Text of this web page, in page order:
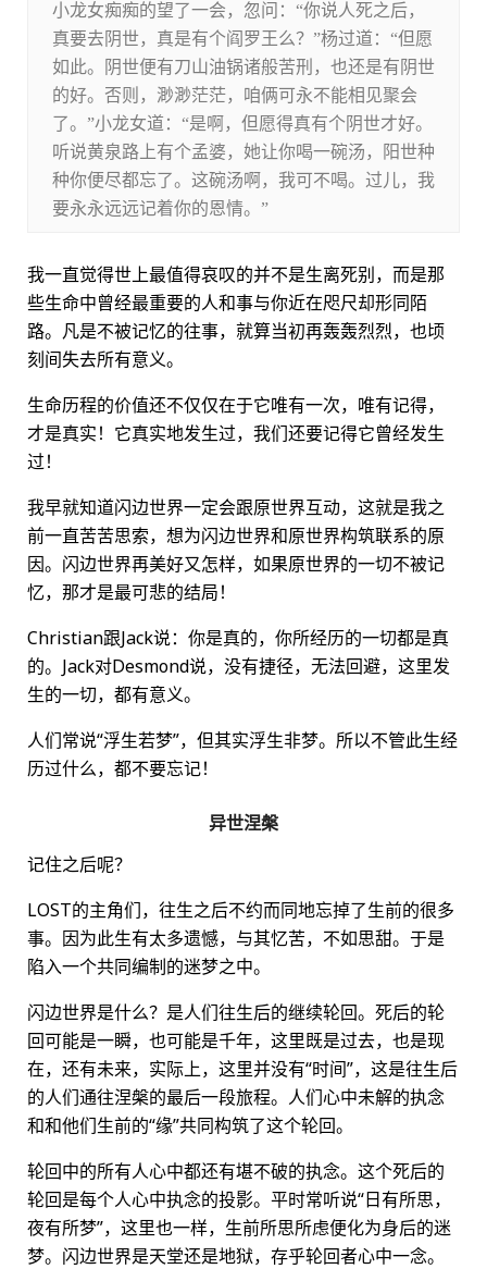
小龙女痴痴的望了一会，忽问：“你说人死之后，
真要去阴世，真是有个阎罗王么？”杨过道：“但愿
如此。阴世便有刀山油锅诸般苦刑，也还是有阴世
的好。否则，渺渺茫茫，咱俩可永不能相见聚会
了。”小龙女道：“是啊，但愿得真有个阴世才好。
听说黄泉路上有个孟婆，她让你喝一碗汤，阳世种
种你便尽都忘了。这碗汤啊，我可不喝。过儿，我
要永永远远记着你的恩情。”
我一直觉得世上最值得哀叹的并不是生离死别，而是那
些生命中曾经最重要的人和事与你近在咫尺却形同陌
路。凡是不被记忆的往事，就算当初再轰轰烈烈，也顷
刻间失去所有意义。
生命历程的价值还不仅仅在于它唯有一次，唯有记得，
才是真实！它真实地发生过，我们还要记得它曾经发生
过！
我早就知道闪边世界一定会跟原世界互动，这就是我之
前一直苦苦思索，想为闪边世界和原世界构筑联系的原
因。闪边世界再美好又怎样，如果原世界的一切不被记
忆，那才是最可悲的结局！
Christian跟Jack说：你是真的，你所经历的一切都是真
的。Jack对Desmond说，没有捷径，无法回避，这里发
生的一切，都有意义。
人们常说“浮生若梦”，但其实浮生非梦。所以不管此生经
历过什么，都不要忘记！
异世涅槃
记住之后呢？
LOST的主角们，往生之后不约而同地忘掉了生前的很多
事。因为此生有太多遗憾，与其忆苦，不如思甜。于是
陷入一个共同编制的迷梦之中。
闪边世界是什么？是人们往生后的继续轮回。死后的轮
回可能是一瞬，也可能是千年，这里既是过去，也是现
在，还有未来，实际上，这里并没有“时间”，这是往生后
的人们通往涅槃的最后一段旅程。人们心中未解的执念
和和他们生前的“缘”共同构筑了这个轮回。
轮回中的所有人心中都还有堪不破的执念。这个死后的
轮回是每个人心中执念的投影。平时常听说“日有所思，
夜有所梦”，这里也一样，生前所思所虑便化为身后的迷
梦。闪边世界是天堂还是地狱，存乎轮回者心中一念。